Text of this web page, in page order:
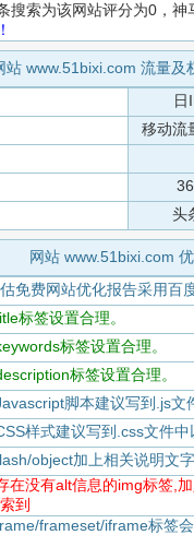
搜索为该网站评分为0，
站 www.51bixi.com 流量及
日
移动流
头
网站 www.51bixi.com
免费网站优化报告采用百
标签设置合理。
标签设置合理。
标签设置合理。
脚本建议写到.js文
样式建议写到.css文件
object加上相关说明文
在没有alt信息的img标签,
到
frameset/iframe标签